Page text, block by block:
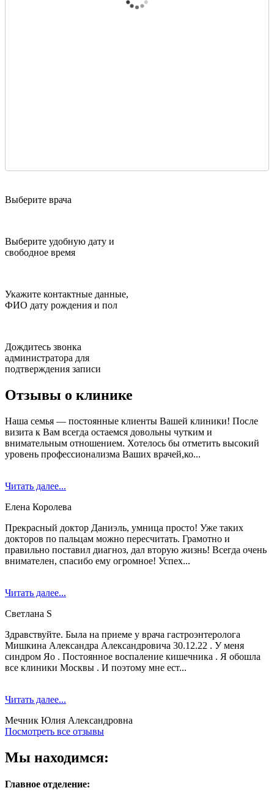
Выберите врача
Выберите удобную дату и
свободное время
Укажите контактные данные,
ФИО дату рождения и пол
Дождитесь звонка
администратора для
подтверждения записи
Отзывы о клинике
Наша семья — постоянные клиенты Вашей клиники! После
визита к Вам всегда остаемся довольны чутким и
внимательным отношением. Хотелось бы отметить высокий
уровень профессионализма Ваших врачей,ко...
Читать далее...
Елена Королева
Прекрасный доктор Даниэль, умница просто! Уже таких
докторов по пальцам можно пересчитать. Грамотно и
правильно поставил диагноз, дал вторую жизнь! Всегда очень
внимателен, спасибо ему огромное! Успех...
Читать далее...
Светлана S
Здравствуйте. Была на приеме у врача гастроэнтеролога
Мишкина Александра Александровича 30.12.22 . У меня
синдром Яо . Постоянное воспаление кишечника . Я обошла
все клиники Москвы . И поэтому мне ест...
Читать далее...
Мечник Юлия Александровна
Посмотреть все отзывы
Мы находимся:
Главное отделение: